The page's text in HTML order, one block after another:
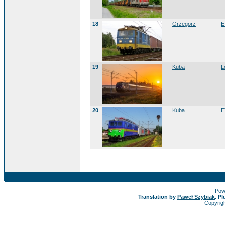
18 Grzegorz
19 Kuba
20 Kuba
Translation by Paweł Szybiak.